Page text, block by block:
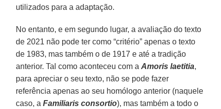
utilizados para a adaptação.
No entanto, e em segundo lugar, a avaliação do texto
de 2021 não pode ter como “critério” apenas o texto
de 1983, mas também o de 1917 e até a tradição
anterior. Tal como aconteceu com aAmoris laetitia,
para apreciar o seu texto, não se pode fazer
referência apenas ao seu homólogo anterior (naquele
caso, aFamiliaris consortio), mas também a todo o